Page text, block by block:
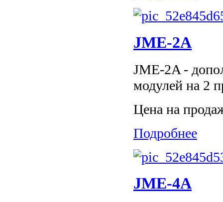
JME-2A
JME-2A -
модулей на 2
Цена на
Подробнее
JME-4A